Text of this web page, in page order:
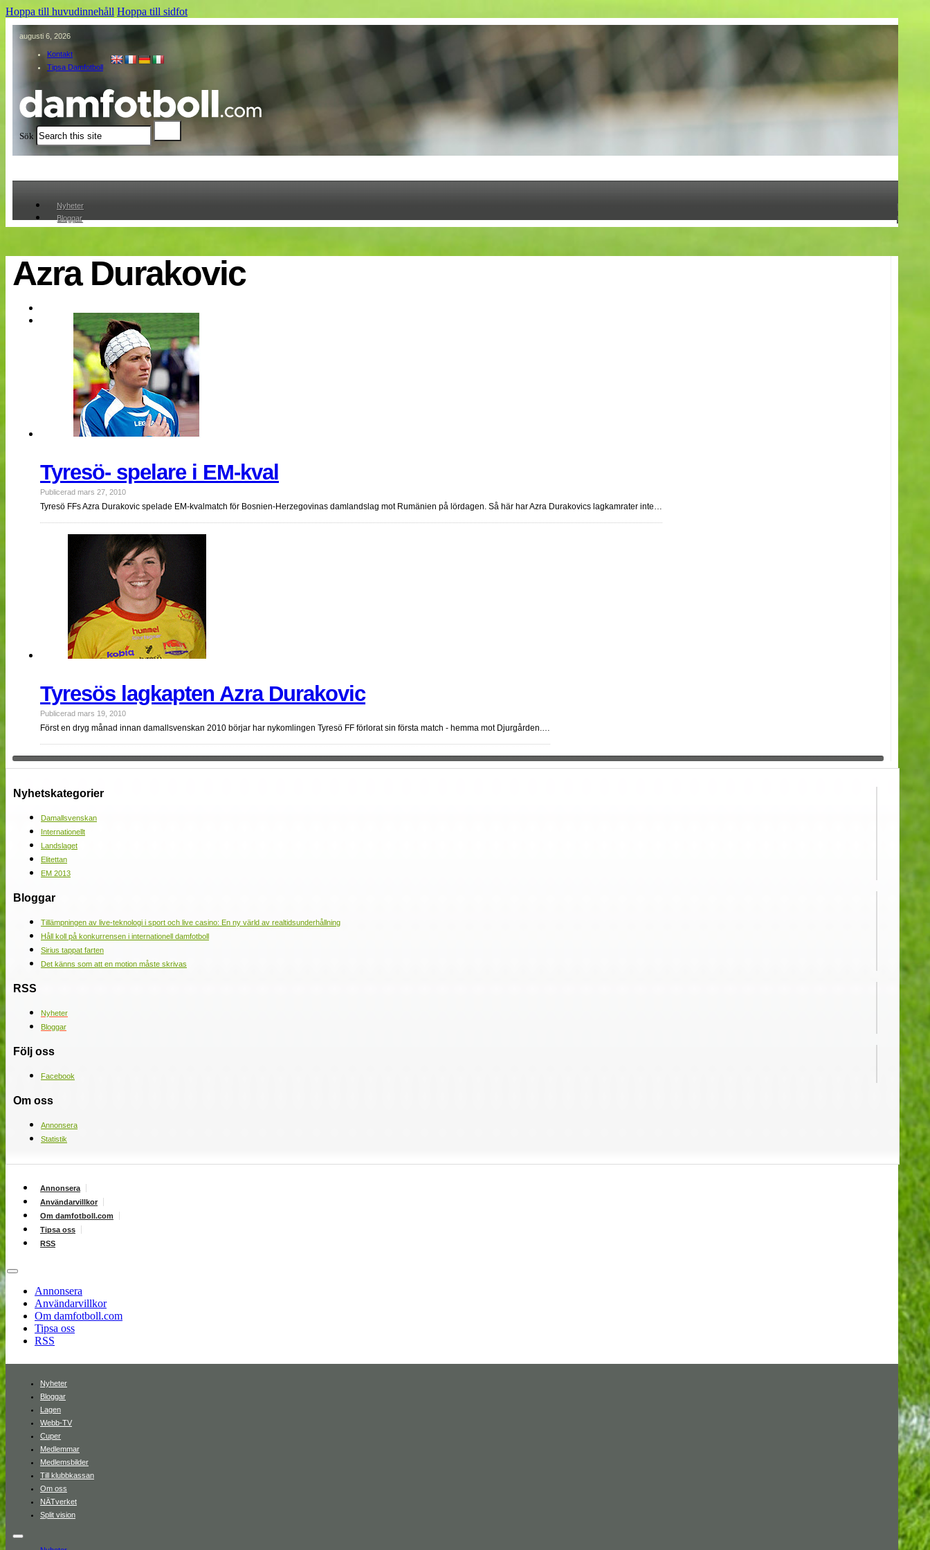
Hoppa till huvudinnehåll Hoppa till sidfot
augusti 6, 2026
Kontakt
Tipsa Damfotboll
Sök
Nyheter
Bloggar
Cuper
Medlemmar
Medlemsbilder
Split vision
Nyheter
Bloggar
Lagen
Webb-TV
Medlemmar
Till klubbkassan
Om oss
NÄTverket
Split vision
Azra Durakovic
Tyresö- spelare i EM-kval
Publicerad mars 27, 2010
Tyresö FFs Azra Durakovic spelade EM-kvalmatch för Bosnien-Herzegovinas damlandslag mot Rumänien på lördagen. Så här har Azra Durakovics lagkamrater inte…
Tyresös lagkapten Azra Durakovic
Publicerad mars 19, 2010
Först en dryg månad innan damallsvenskan 2010 börjar har nykomlingen Tyresö FF förlorat sin första match - hemma mot Djurgården.…
Nyhetskategorier
Damallsvenskan
Internationellt
Landslaget
Elitettan
EM 2013
Bloggar
Tillämpningen av live-teknologi i sport och live casino: En ny värld av realtidsunderhållning
Håll koll på konkurrensen i internationell damfotboll
Sirius tappat farten
Det känns som att en motion måste skrivas
RSS
Nyheter
Bloggar
Följ oss
Facebook
Om oss
Annonsera
Statistik
Annonsera
Användarvillkor
Om damfotboll.com
Tipsa oss
RSS
Annonsera
Användarvillkor
Om damfotboll.com
Tipsa oss
RSS
Nyheter
Bloggar
Lagen
Webb-TV
Cuper
Medlemmar
Medlemsbilder
Till klubbkassan
Om oss
NÄTverket
Split vision